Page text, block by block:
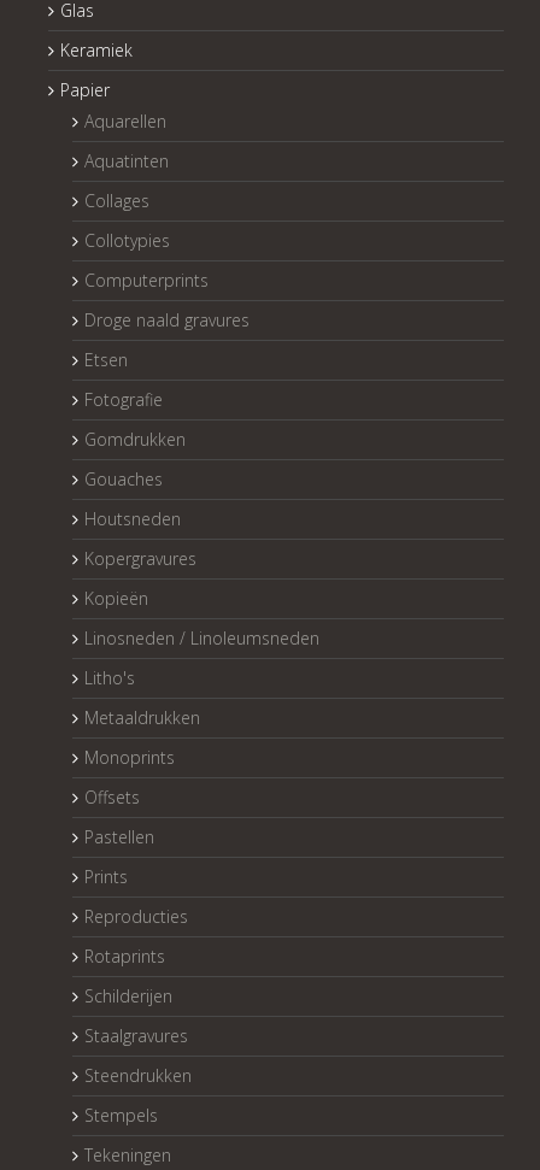
Glas
Keramiek
Papier
Aquarellen
Aquatinten
Collages
Collotypies
Computerprints
Droge naald gravures
Etsen
Fotografie
Gomdrukken
Gouaches
Houtsneden
Kopergravures
Kopieën
Linosneden / Linoleumsneden
Litho's
Metaaldrukken
Monoprints
Offsets
Pastellen
Prints
Reproducties
Rotaprints
Schilderijen
Staalgravures
Steendrukken
Stempels
Tekeningen